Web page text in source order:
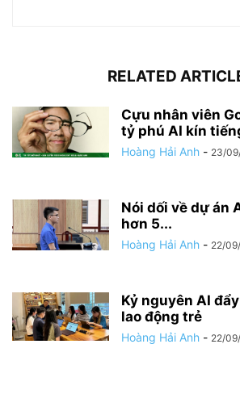
RELATED
Cựu nhân viên
tỷ phú AI kín
Hoàng Hải Anh - 23/
Nói dối về dự án
hơn 5...
Hoàng Hải Anh - 22/
Kỷ nguyên AI
lao động trẻ
Hoàng Hải Anh - 22/